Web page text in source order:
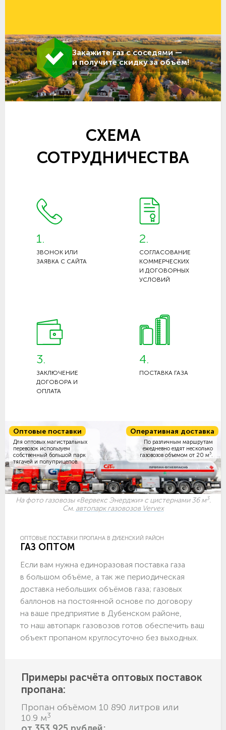
Закажите газ с соседями —
и получите скидку за объём!
СХЕМА
СОТРУДНИЧЕСТВА
1.
ЗВОНОК ИЛИ
ЗАЯВКА С САЙТА
2.
СОГЛАСОВАНИЕ
КОММЕРЧЕСКИХ
И ДОГОВОРНЫХ
УСЛОВИЙ
3.
ЗАКЛЮЧЕНИЕ
ДОГОВОРА И
ОПЛАТА
4.
ПОСТАВКА ГАЗА
Оптовые поставки
Для оптовых магистральных
перевозок используем
собственный большой парк
тягачей и полуприцепов.
Оперативная доставка
По различным маршрутам
ежедневно ездят несколько
газовозов объемом от 20 м3
На фото газовозы «Вервекс Энерджи» с цистернами 36 м3.
См. автопарк газовозов Vervex
ОПТОВЫЕ ПОСТАВКИ ПРОПАНА В ДУБЕНСКИЙ РАЙОН
ГАЗ ОПТОМ
Если вам нужна единоразовая поставка газа
в большом объёме, а так же периодическая
доставка небольших объёмов газа; газовых
баллонов на постоянной основе по договору
на ваше предприятие в Дубенском районе,
то наш автопарк газовозов готов обеспечить ваш
объект пропаном круглосуточно без выходных.
Примеры расчёта оптовых поставок
пропана:
Пропан объёмом 10 890 литров или
10.9 м3